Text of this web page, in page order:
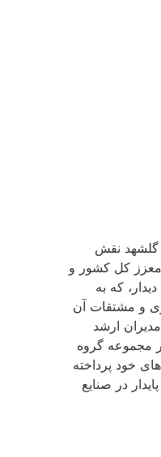
کارخانه گلشهد نقش
معزز کل کشور و
که به
و مشتقات آن
ارشد
مجموعه گروه
خود پرداخته
در صنایع